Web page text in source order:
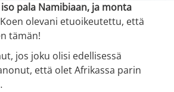
pala Namibiaan, ja monta
olevani etuoikeutettu, että
tämän!
jos joku olisi edellisessä
että olet Afrikassa parin